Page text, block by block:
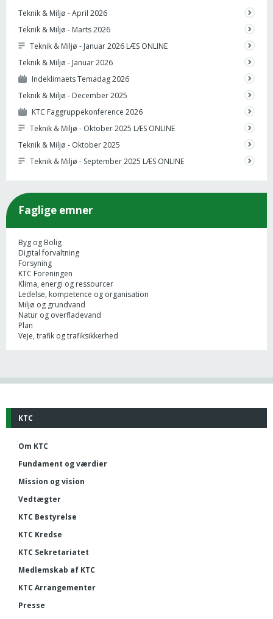
Teknik & Miljø - April 2026
Teknik & Miljø - Marts 2026
Teknik & Miljø - Januar 2026 LÆS ONLINE
Teknik & Miljø - Januar 2026
Indeklimaets Temadag 2026
Teknik & Miljø - December 2025
KTC Faggruppekonference 2026
Teknik & Miljø - Oktober 2025 LÆS ONLINE
Teknik & Miljø - Oktober 2025
Teknik & Miljø - September 2025 LÆS ONLINE
Faglige emner
Byg og Bolig
Digital forvaltning
Forsyning
KTC Foreningen
Klima, energi og ressourcer
Ledelse, kompetence og organisation
Miljø og grundvand
Natur og overfladevand
Plan
Veje, trafik og trafiksikkerhed
KTC
Om KTC
Fundament og værdier
Mission og vision
Vedtægter
KTC Bestyrelse
KTC Kredse
KTC Sekretariatet
Medlemskab af KTC
KTC Arrangementer
Presse